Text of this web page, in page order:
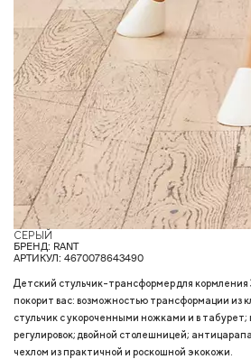
СЕРЫЙ
БРЕНД: RANT
АРТИКУЛ: 4670078643490
Детский стульчик-трансформер для кормления
покорит вас: возможностью трансформации из
стульчик с укороченными ножками и в
регулировок; двойной столешницей;
чехлом из практичной и роскошной экокожи.